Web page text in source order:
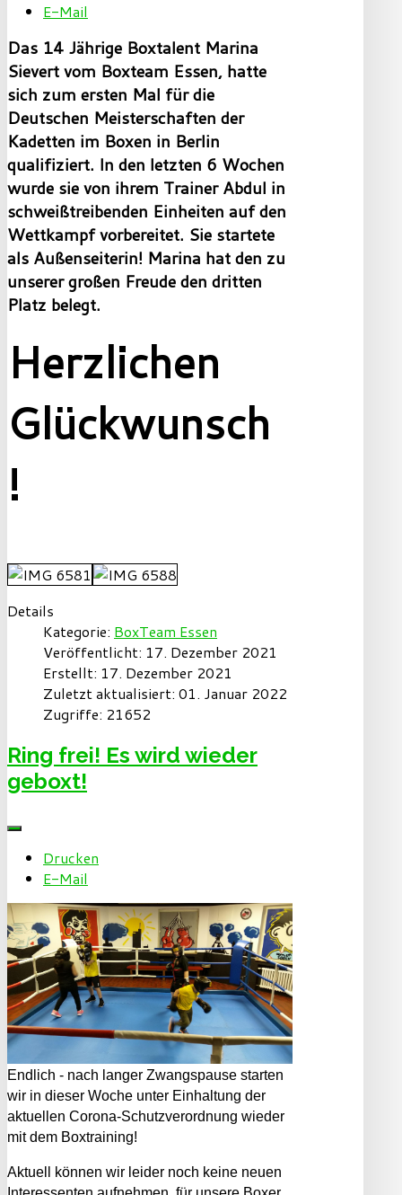
E-Mail
Das 14 Jährige Boxtalent Marina
Sievert vom Boxteam Essen, hatte
sich zum ersten Mal für die
Deutschen Meisterschaften der
Kadetten im Boxen in Berlin
qualifiziert. In den letzten 6 Wochen
wurde sie von ihrem Trainer Abdul in
schweißtreibenden Einheiten auf den
Wettkampf vorbereitet. Sie startete
als Außenseiterin! Marina hat den zu
unserer großen Freude den dritten
Platz belegt.
Herzlichen
Glückwunsch
!
Details
Kategorie: BoxTeam Essen
Veröffentlicht: 17. Dezember 2021
Erstellt: 17. Dezember 2021
Zuletzt aktualisiert: 01. Januar 2022
Zugriffe: 21652
Ring frei! Es wird wieder
geboxt!
Drucken
E-Mail
Endlich - nach langer Zwangspause starten
wir in dieser Woche unter Einhaltung der
aktuellen Corona-Schutzverordnung wieder
mit dem Boxtraining!
Aktuell können wir leider noch keine neuen